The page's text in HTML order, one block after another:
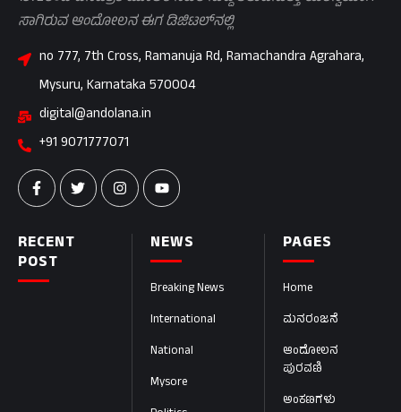
PAGES
Home
ಮನರಂಜನೆ
ಆಂದೋಲನ
ಪುರವಣಿ
ಅಂಕಣಗಳು
NEWS
Breaking News
International
National
Mysore
RECENT
POST
ಸಾಗಿರುವ ಆಂದೋಲನ ಈಗ ಡಿಜಿಟಲ್‌ನಲ್ಲಿ
no 777, 7th Cross, Ramanuja Rd, Ramachandra Agrahara,
Mysuru, Karnataka 570004
digital@andolana.in
+91 9071777071